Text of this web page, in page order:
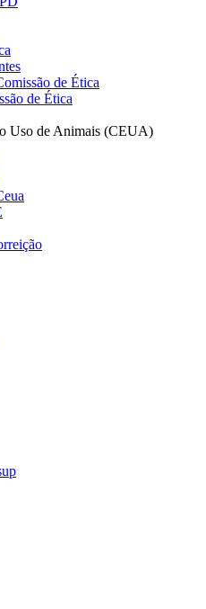
de Ética
de Ética
Uso de Animais (CEUA)